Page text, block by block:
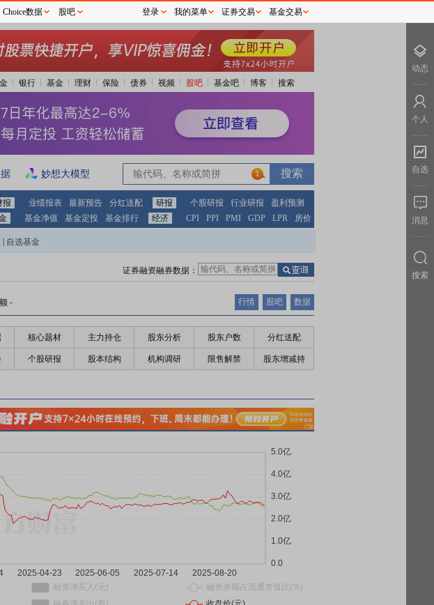
银行 基金 理财 保险 债券 视频 股吧 基金吧 博客 搜索
妙想大模型 1
报 业绩报表 最新预告 分红送配 研报 个股研报 行业研报
盈利预测
基金净值 基金定投 基金排行 经济 CPI PPI PMI GDP LPR 房价
自选基金
证券融资融券数据：
- 行情 股吧 数据
核心题材 主力持仓 股东分析 股东户数 分红送配
个股研报 股本结构 机构调研 限售解禁 股东增减持
Choice数据 股吧 登录 我的菜单 证券交易 基金交易
动态
个人
自选
消息
搜索